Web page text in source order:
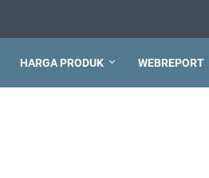
HARGA PRODUK WEBREPORT